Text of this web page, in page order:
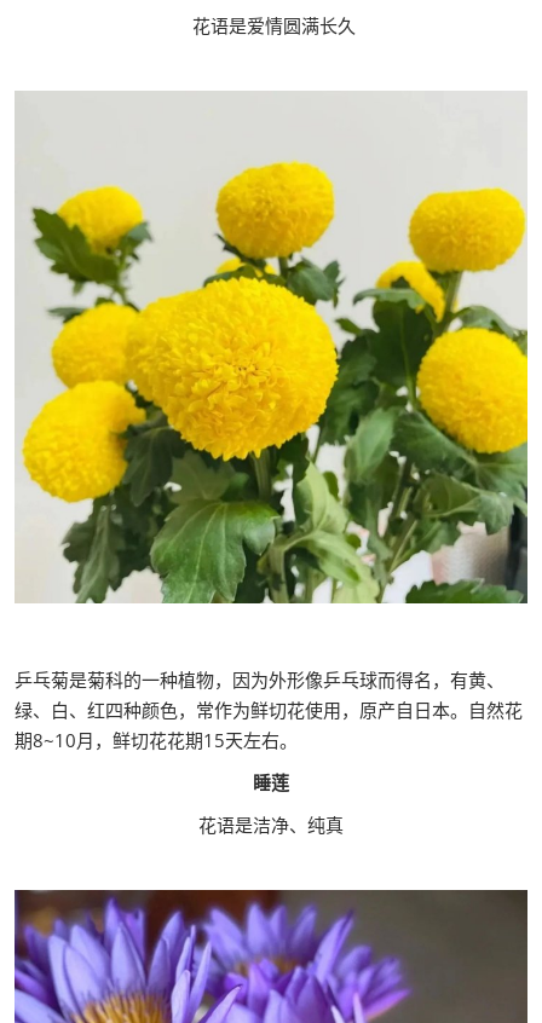
花语是爱情圆满长久
乒乓菊是菊科的一种植物，因为外形像乒乓球而得名，有黄、
绿、白、红四种颜色，常作为鲜切花使用，原产自日本。自然花
期8~10月，鲜切花花期15天左右。
睡莲
花语是洁净、纯真